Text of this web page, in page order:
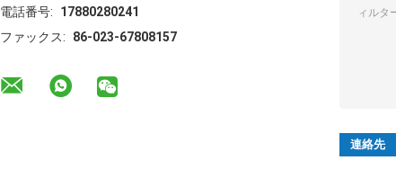
電話番号:
17880280241
ファックス:
86-023-67808157